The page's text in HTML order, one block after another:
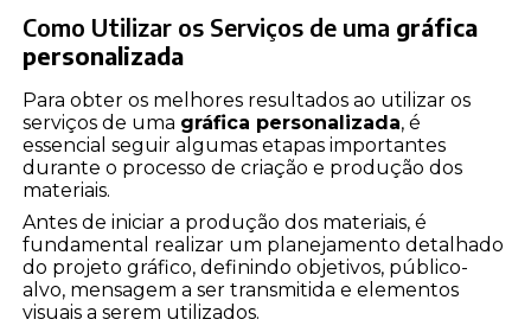
Como Utilizar os Serviços de uma gráfica
personalizada
Para obter os melhores resultados ao utilizar os
serviços de uma gráfica personalizada, é
essencial seguir algumas etapas importantes
durante o processo de criação e produção dos
materiais.
Antes de iniciar a produção dos materiais, é
fundamental realizar um planejamento detalhado
do projeto gráfico, definindo objetivos, público-
alvo, mensagem a ser transmitida e elementos
visuais a serem utilizados.